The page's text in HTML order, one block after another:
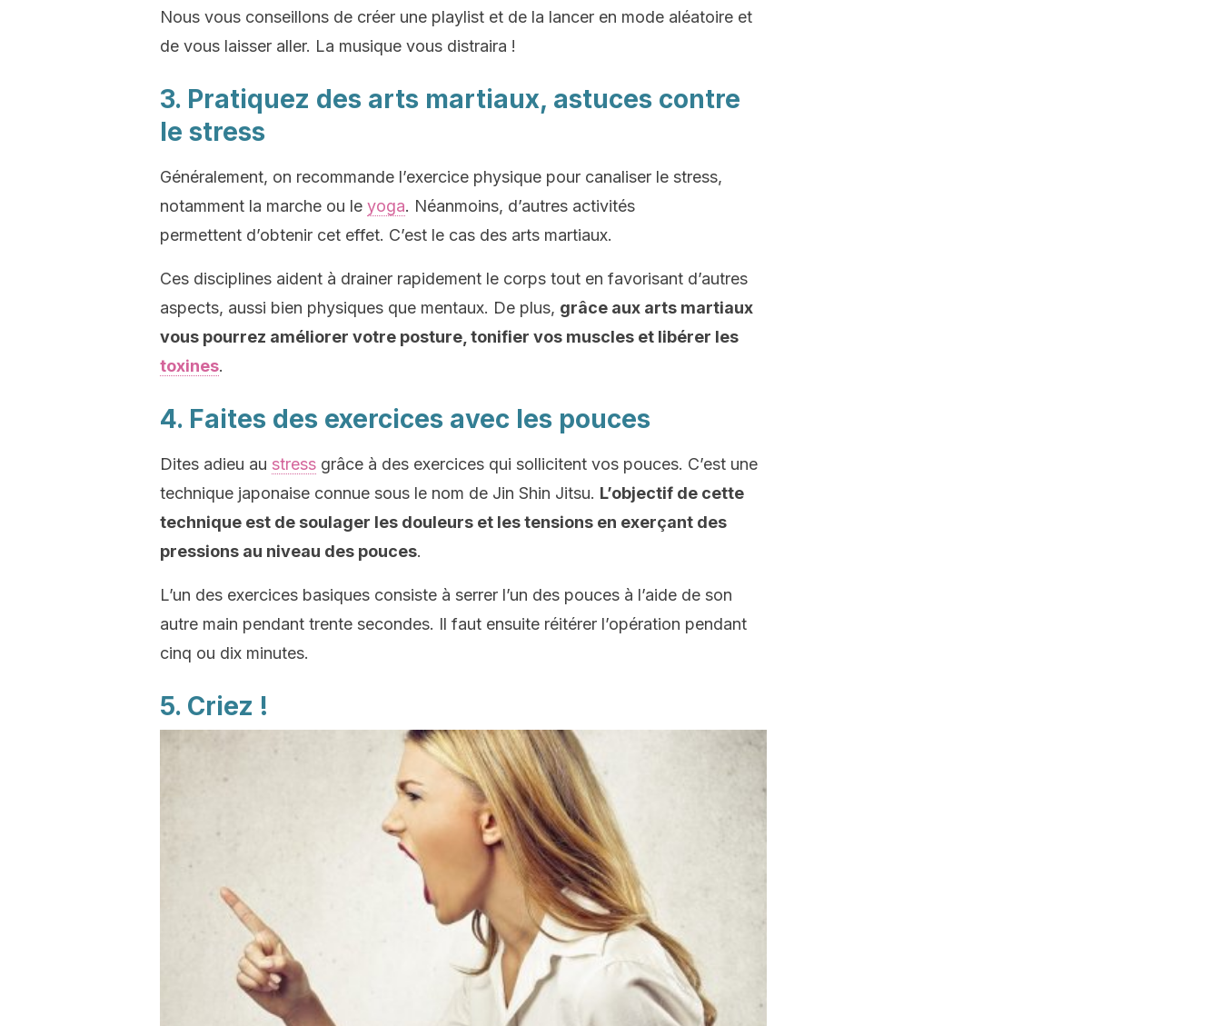
Nous vous conseillons de créer une playlist et de la lancer en mode aléatoire et
de vous laisser aller. La musique vous distraira !
3. Pratiquez des arts martiaux, astuces contre
le stress
Généralement, on recommande l’exercice physique pour canaliser le stress,
notamment la marche ou le yoga. Néanmoins, d’autres activités
permettent d’obtenir cet effet. C’est le cas des arts martiaux.
Ces disciplines aident à drainer rapidement le corps tout en favorisant d’autres
aspects, aussi bien physiques que mentaux. De plus, grâce aux arts martiaux
vous pourrez améliorer votre posture, tonifier vos muscles et libérer les
toxines.
4. Faites des exercices avec les pouces
Dites adieu au stress grâce à des exercices qui sollicitent vos pouces. C’est une
technique japonaise connue sous le nom de Jin Shin Jitsu. L’objectif de cette
technique est de soulager les douleurs et les tensions en exerçant des
pressions au niveau des pouces.
L’un des exercices basiques consiste à serrer l’un des pouces à l’aide de son
autre main pendant trente secondes. Il faut ensuite réitérer l’opération pendant
cinq ou dix minutes.
5. Criez !